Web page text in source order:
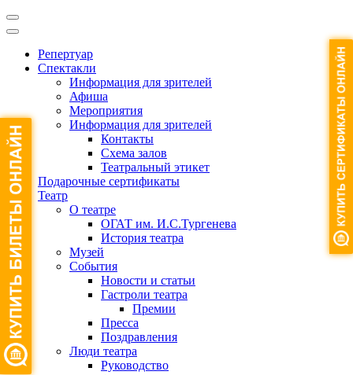
Репертуар
Спектакли
Информация для зрителей
Афиша
Мероприятия
Информация для зрителей
Контакты
Схема залов
Театральный этикет
Подарочные сертификаты
Театр
О театре
ОГАТ им. И.С.Тургенева
История театра
Музей
События
Новости и статьи
Гастроли театра
Премии
Пресса
Поздравления
Люди театра
Руководство